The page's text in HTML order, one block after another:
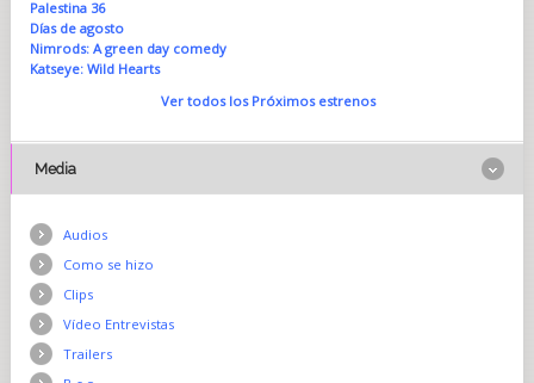
Palestina 36
Días de agosto
Nimrods: A green day comedy
Katseye: Wild Hearts
Ver todos los Próximos estrenos
Media
Audios
Como se hizo
Clips
Vídeo Entrevistas
Trailers